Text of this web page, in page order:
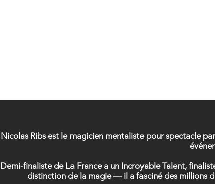
Nicolas Ribs est le magicien mentaliste pour spectacle
Demi-finaliste de La France a un Incroyable Talent,
distinction de la magie — il a fasciné des millions